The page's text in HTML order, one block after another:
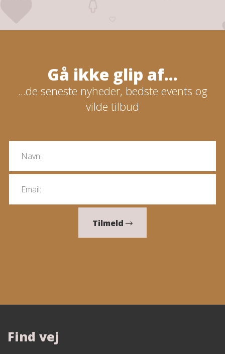
Gå ikke glip af...
...de seneste nyheder, bedste events og
vilde tilbud
Tilmeld
Find vej